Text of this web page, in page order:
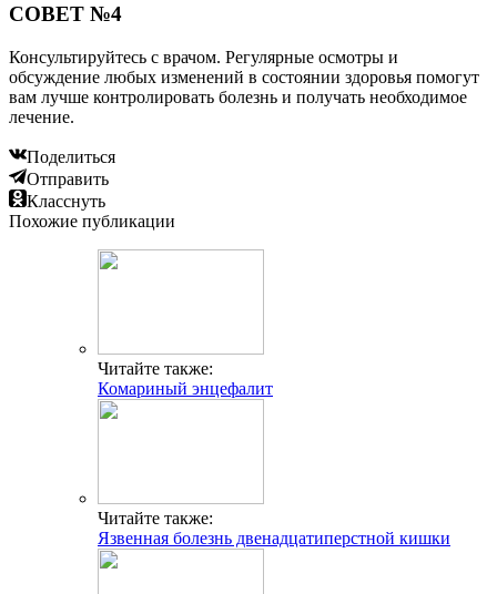
СОВЕТ №4
Консультируйтесь с врачом. Регулярные осмотры и
обсуждение любых изменений в состоянии здоровья помогут
вам лучше контролировать болезнь и получать необходимое
лечение.
Поделиться
Отправить
Класснуть
Похожие публикации
Читайте также:
Комариный энцефалит
Читайте также:
Язвенная болезнь двенадцатиперстной кишки